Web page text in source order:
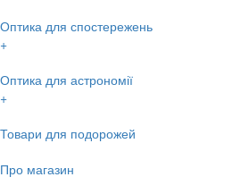
Оптика для спостережень
+
Оптика для астрономії
+
Товари для подорожей
Про магазин